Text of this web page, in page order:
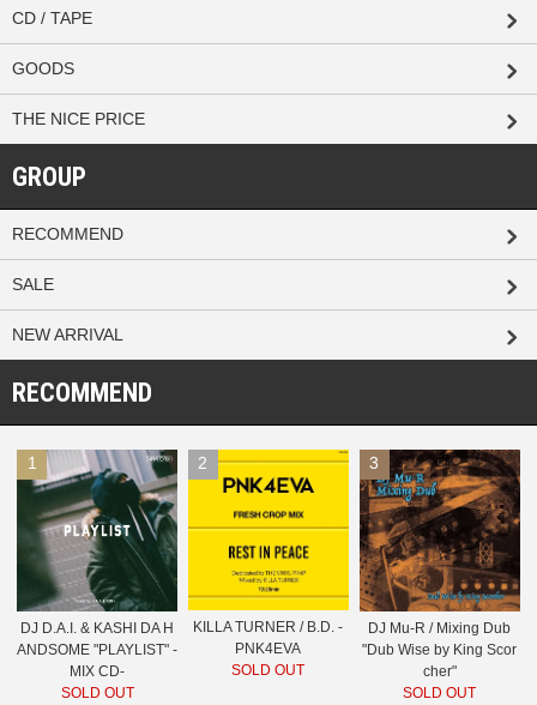
CD / TAPE
GOODS
THE NICE PRICE
GROUP
RECOMMEND
SALE
NEW ARRIVAL
RECOMMEND
1
DJ D.A.I. & KASHI DA H
ANDSOME "PLAYLIST" -
MIX CD-
SOLD OUT
2
KILLA TURNER / B.D. -
PNK4EVA
SOLD OUT
3
DJ Mu-R / Mixing Dub
"Dub Wise by King Scor
cher"
SOLD OUT